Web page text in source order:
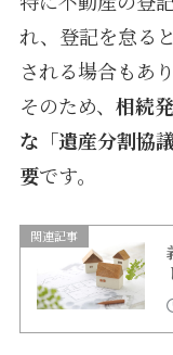
れ、登記を怠ると
される場合もあり
そのため、 相続
な「遺産分割協
要です。
関連記事